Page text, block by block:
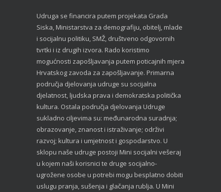
Udruga se financira putem projekata Grada
Siska, Ministarstva za demografiju, obitelj, mlade
i socijalnu politiku, SMŽ, društveno odgovornih
tvrtki i iz drugih izvora. Rado koristimo
mogućnosti zapošljavanja putem poticajnih mjera
Hrvatskog zavoda za zapošljavanje. Primarna
područja djelovanja udruge su socijalna
djelatnost, ljudska prava i demokratska politička
kultura. Ostala područja djelovanja Udruge
sukladno ciljevima su: međunarodna suradnja;
obrazovanje, znanost i istraživanje; održivi
razvoj; kultura i umjetnost i gospodarstvo. U
sklopu naše udruge postoji Mini socijalni vešeraj
u kojem naši korisnici te druge socijalno-
ugrožene osobe u potrebi mogu besplatno dobiti
uslugu pranja, sušenja i glačanja rublja. U Mini